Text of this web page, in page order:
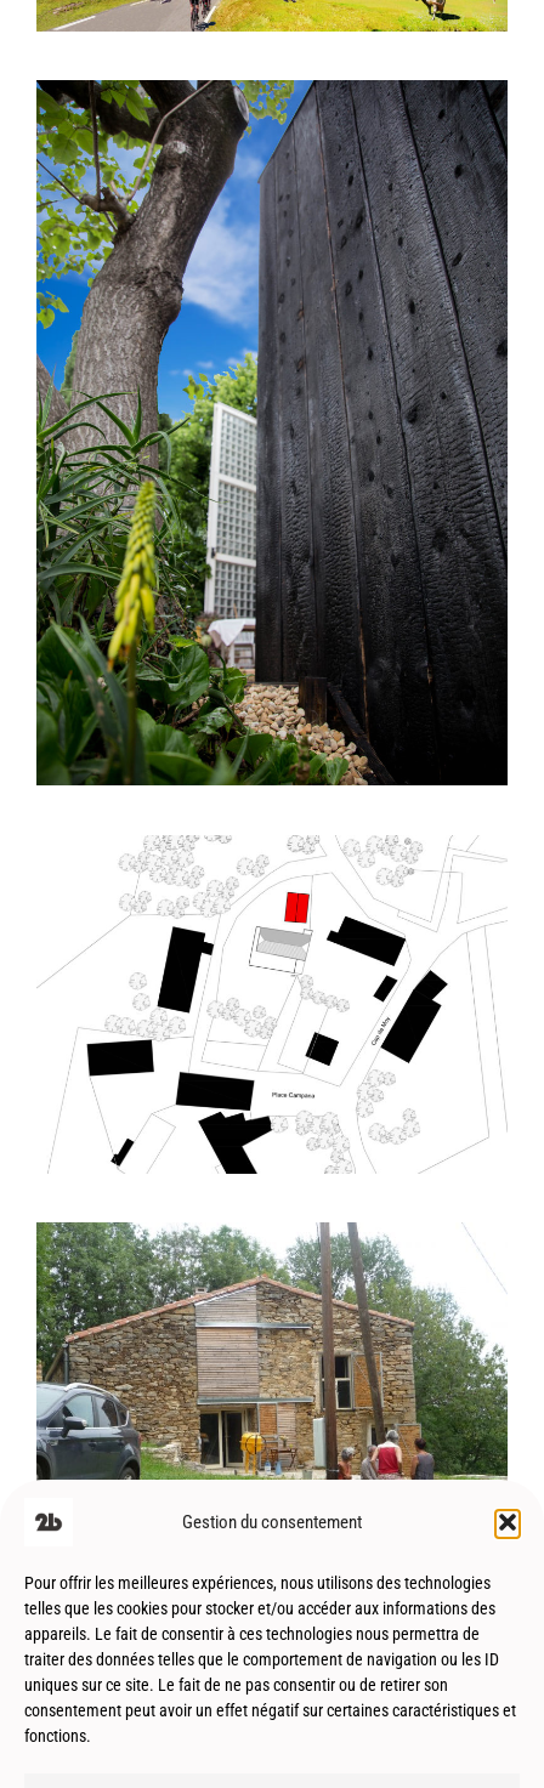
Gestion du consentement
Pour offrir les meilleures expériences, nous utilisons des technologies
telles que les cookies pour stocker et/ou accéder aux informations des
appareils. Le fait de consentir à ces technologies nous permettra de
traiter des données telles que le comportement de navigation ou les ID
uniques sur ce site. Le fait de ne pas consentir ou de retirer son
consentement peut avoir un effet négatif sur certaines caractéristiques et
fonctions.
Saint Georges d’Orques (34) – Extension
– E01
Saint Pastou (65) – Réhabilitation – R03
Esplas de Sérou (09) – Réhabilitation –
Patrimoine